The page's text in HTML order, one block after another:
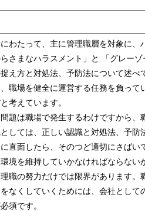
わたって、主に管理職層を対象に、
さまなハラスメント」と 「グレーゾ
え方と対処法、予防法について述べ
職場を健全に運営する任務を負って
考えています。
題は職場で発生するわけですから、
しては、正しい認識と対処法、予防
直面したら、そのつど適切にさばい
境を維持していかなければならない
職の努力だけでは限界があります。
なくしていくためには、会社として
須です。